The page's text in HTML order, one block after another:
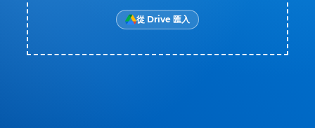
從 Drive 匯入